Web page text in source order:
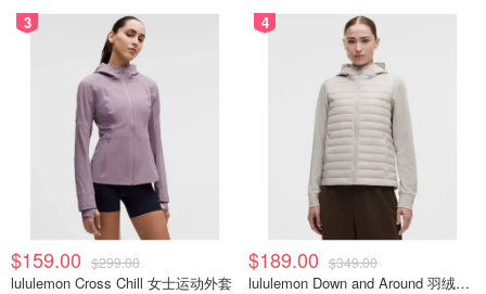
3
$159.00 $299.00
lululemon Cross Chill 女士运动外套
4
$189.00 $349.00
lululemon Down and Around 羽绒夹克